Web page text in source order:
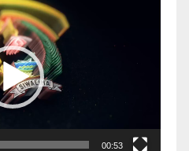
00:53